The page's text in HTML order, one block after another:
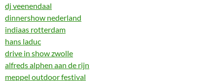
dj veenendaal
dinnershow nederland
indiaas rotterdam
hans laduc
drive in show zwolle
alfreds alphen aan de rijn
meppel outdoor festival